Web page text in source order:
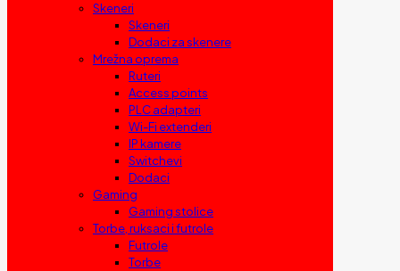
Skeneri
Skeneri
Dodaci za skenere
Mrežna oprema
Ruteri
Access points
PLC adapteri
Wi-Fi extenderi
IP kamere
Switchevi
Dodaci
Gaming
Gaming stolice
Torbe, ruksaci i futrole
Futrole
Torbe